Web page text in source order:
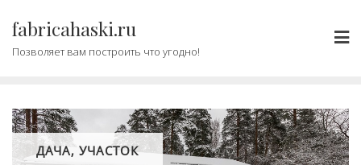
содержимому
fabricahaski.ru
Позволяет вам построить что угодно!
ДАЧА, УЧАСТОК